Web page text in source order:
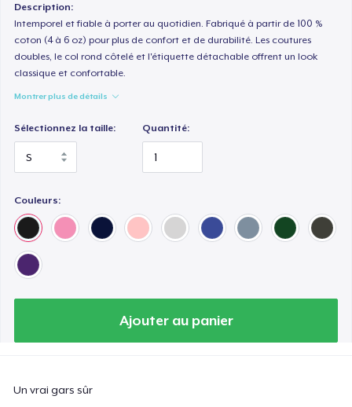
Description:
Intemporel et fiable à porter au quotidien. Fabriqué à partir de 100 %
coton (4 à 6 oz) pour plus de confort et de durabilité. Les coutures
doubles, le col rond côtelé et l'étiquette détachable offrent un look
classique et confortable.
Montrer plus de détails
Sélectionnez la taille: Quantité:
Couleurs:
Ajouter au panier
Un vrai gars sûr